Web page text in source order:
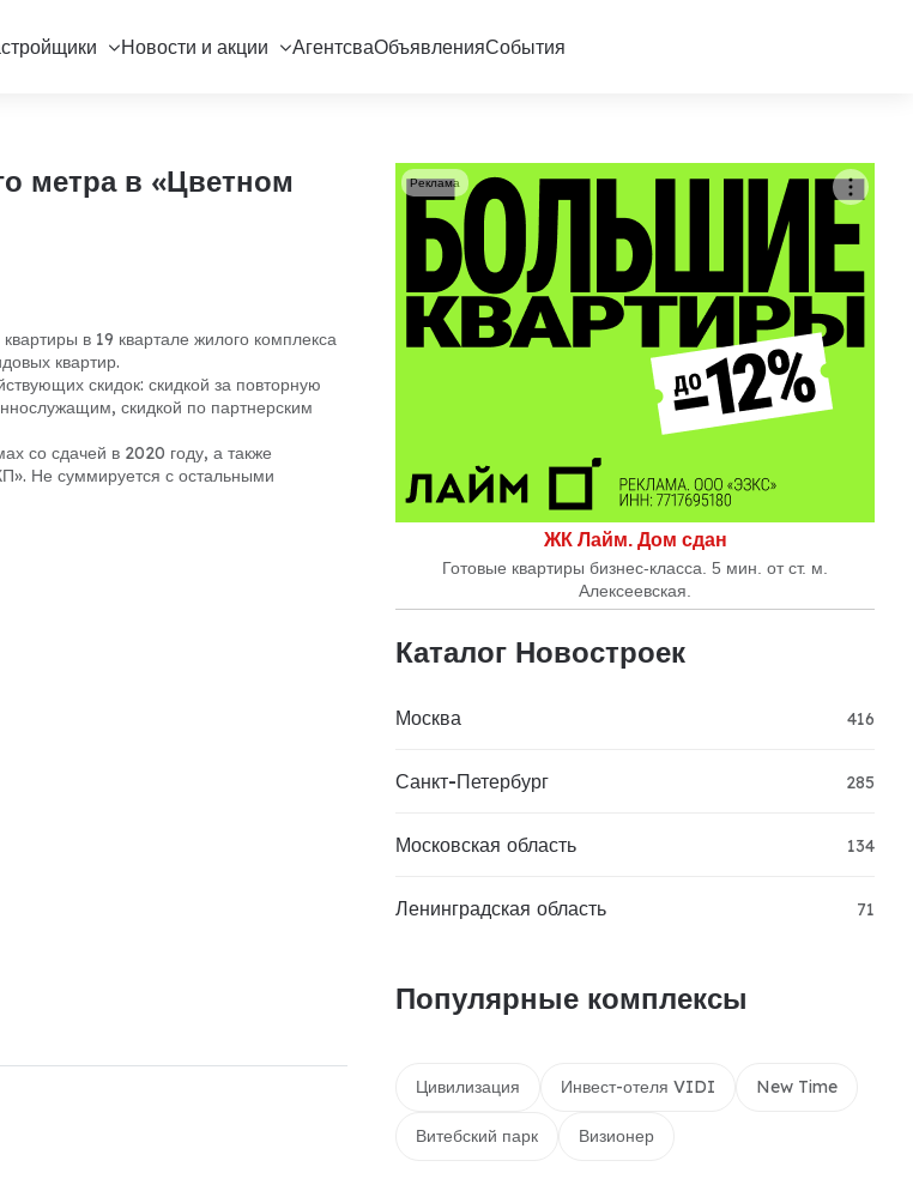
Новости и акции АгентсваОбъявленияСобытия
метра в «Цветном
в 19 квартале жилого комплекса
квартир.
скидок: скидкой за повторную
скидкой по партнерским
со сдачей в 2020 году, а также
Не суммируется с остальными
ЖК Лайм. Дом сдан
Готовые квартиры бизнес-класса. 5 мин. от ст. м.
Алексеевская.
Реклама
Каталог Новостроек
Москва 416
Санкт-Петербург 285
Московская область 134
Ленинградская область 71
Популярные комплексы
Цивилизация Инвест-отеля VIDI New Time
Витебский парк Визионер